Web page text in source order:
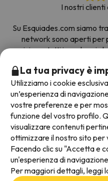
I nostri
Su Esquiades.com siamo
network sono aperti per
opinione, tutti i sondaggi
Prenota con fiducia|
prenotato la loro
Metodi di pagamento
La tua privacy è
Utilizziamo i cookie
un’esperienza di
vostre preferenze e per
funzione del vostro profilo.
visualizzare contenuti
ottimizzare il nostro sito per
Facendo clic su "Accetta e
un'esperienza di
Per maggiori dettagli, leggi